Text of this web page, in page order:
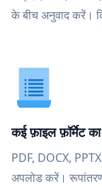
के बीच अनुवाद करें।
कई फ़ाइल फ़ॉर्मेट
PDF, DOCX,
अपलोड करें।